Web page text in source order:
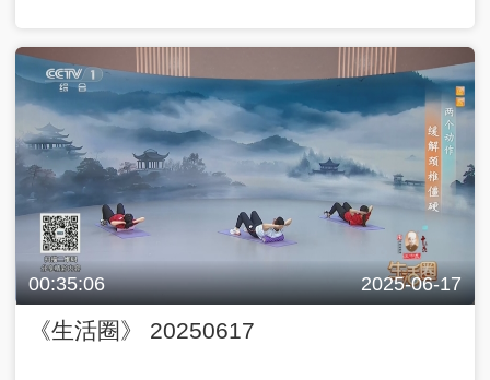
00:35:06 2025-06-17
《生活圈》 20250617